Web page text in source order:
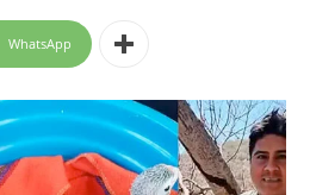
WhatsApp